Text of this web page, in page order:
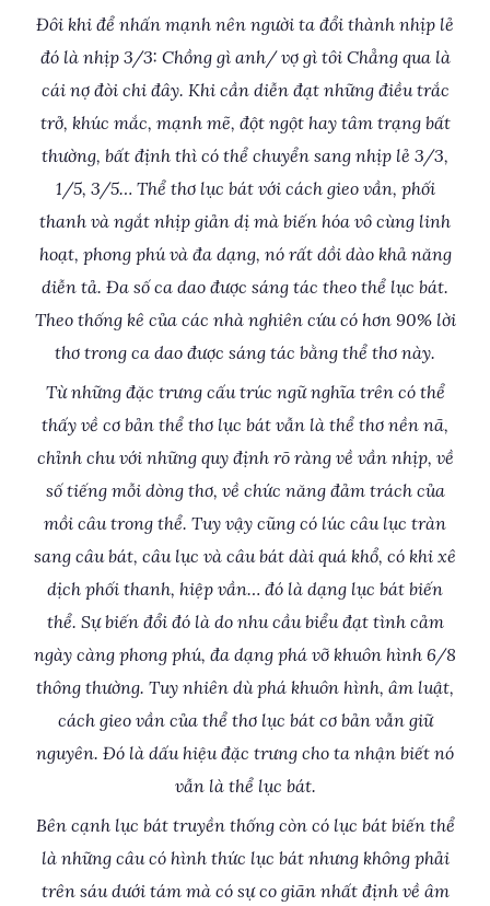
Đôi khi để nhấn mạnh nên người ta đổi thành nhịp lẻ
đó là nhịp 3/3: Chồng gì anh/ vợ gì tôi Chẳng qua là
cái nợ đòi chi đây. Khi cần diễn đạt những điều trắc
trở, khúc mắc, mạnh mẽ, đột ngột hay tâm trạng bất
thường, bất định thì có thể chuyển sang nhịp lẻ 3/3,
1/5, 3/5… Thể thơ lục bát với cách gieo vần, phối
thanh và ngắt nhịp giản dị mà biến hóa vô cùng linh
hoạt, phong phú và đa dạng, nó rất dồi dào khả năng
diễn tả. Đa số ca dao được sáng tác theo thể lục bát.
Theo thống kê của các nhà nghiên cứu có hơn 90% lời
thơ trong ca dao được sáng tác bằng thể thơ này.
Từ những đặc trưng cấu trúc ngữ nghĩa trên có thể
thấy về cơ bản thể thơ lục bát vẫn là thể thơ nền nã,
chỉnh chu với những quy định rõ ràng về vần nhịp, về
số tiếng mỗi dòng thơ, về chức năng đảm trách của
mồi câu trong thể. Tuy vậy cũng có lúc câu lục tràn
sang câu bát, câu lục và câu bát dài quá khổ, có khi xê
dịch phối thanh, hiệp vần… đó là dạng lục bát biến
thể. Sự biến đổi đó là do nhu cầu biểu đạt tình cảm
ngày càng phong phú, đa dạng phá vỡ khuôn hình 6/8
thông thường. Tuy nhiên dù phá khuôn hình, âm luật,
cách gieo vần của thể thơ lục bát cơ bản vẫn giữ
nguyên. Đó là dấu hiệu đặc trưng cho ta nhận biết nó
vẫn là thể lục bát.
Bên cạnh lục bát truyền thống còn có lục bát biến thể
là những câu có hình thức lục bát nhưng không phải
trên sáu dưới tám mà có sự co giãn nhất định về âm